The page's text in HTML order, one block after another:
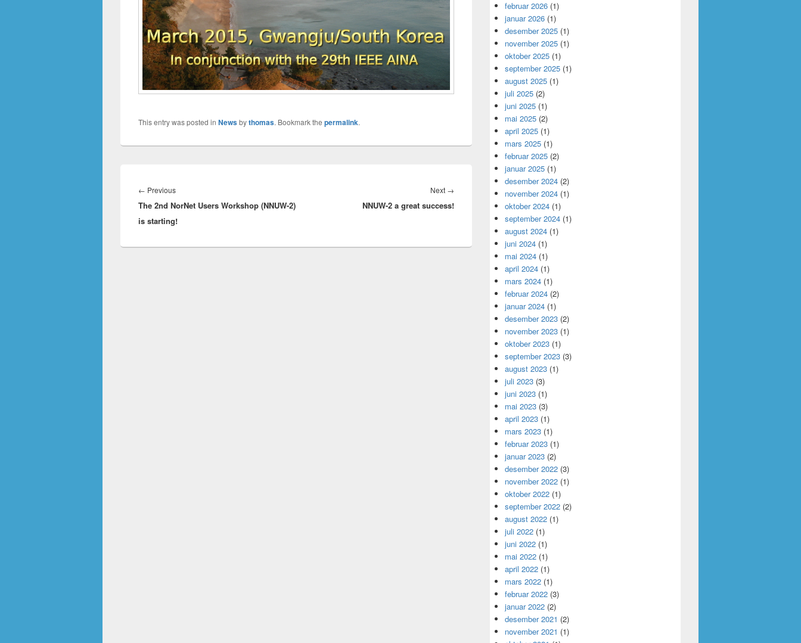
This entry was posted in Newsbythomas. Bookmark the permalink.
← PreviousPrevious
post:
The 2nd NorNet Users Workshop (NNUW-2)
is starting!
Next →
post:
NNUW-2 a great success!
februar 2026 (1)
januar 2026 (1)
desember 2025 (1)
november 2025 (1)
oktober 2025 (1)
september 2025 (1)
august 2025 (1)
juli 2025 (2)
juni 2025 (1)
mai 2025 (2)
april 2025 (1)
mars 2025 (1)
februar 2025 (2)
januar 2025 (1)
desember 2024 (2)
november 2024 (1)
oktober 2024 (1)
september 2024 (1)
august 2024 (1)
juni 2024 (1)
mai 2024 (1)
april 2024 (1)
mars 2024 (1)
februar 2024 (2)
januar 2024 (1)
desember 2023 (2)
november 2023 (1)
oktober 2023 (1)
september 2023 (3)
august 2023 (1)
juli 2023 (3)
juni 2023 (1)
mai 2023 (3)
april 2023 (1)
mars 2023 (1)
februar 2023 (1)
januar 2023 (2)
desember 2022 (3)
november 2022 (1)
oktober 2022 (1)
september 2022 (2)
august 2022 (1)
juli 2022 (1)
juni 2022 (1)
mai 2022 (1)
april 2022 (1)
mars 2022 (1)
februar 2022 (3)
januar 2022 (2)
desember 2021 (2)
november 2021 (1)